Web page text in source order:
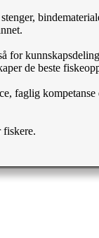
for
de beste
faglig